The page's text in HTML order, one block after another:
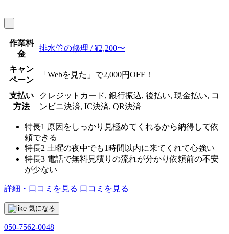
作業料
金
排水管の修理 / ¥2,200〜
キャン
ペーン
「Webを見た」で2,000円OFF！
支払い
方法
クレジットカード, 銀行振込, 後払い, 現金払い, コ
ンビニ決済, IC決済, QR決済
特長1 原因をしっかり見極めてくれるから納得して依
頼できる
特長2 土曜の夜中でも1時間以内に来てくれて心強い
特長3 電話で無料見積りの流れが分かり依頼前の不安
が少ない
詳細・口コミを見る 口コミを見る
気になる
050-7562-0048